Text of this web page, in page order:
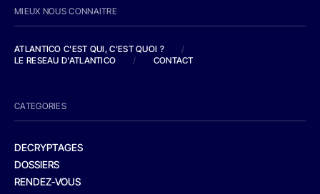
MIEUX NOUS CONNAITRE
ATLANTICO C'EST QUI, C'EST QUOI ?
/
LE RESEAU D'ATLANTICO
/ CONTACT
CATEGORIES
DECRYPTAGES
DOSSIERS
RENDEZ-VOUS